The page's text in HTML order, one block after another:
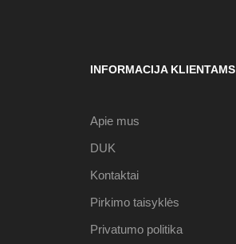
INFORMACIJA KLIENTAMS
Apie mus
DUK
Kontaktai
Pirkimo taisyklės
Privatumo politika